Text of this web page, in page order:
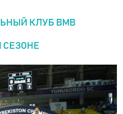
КЛУБ BMB
СЕЗОНЕ